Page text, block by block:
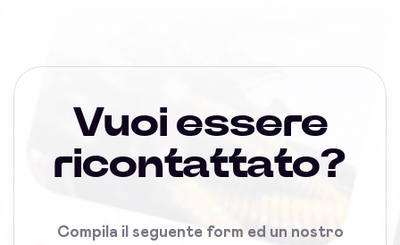
Vuoi essere
ricontattato?
Compila il seguente form ed un nostro